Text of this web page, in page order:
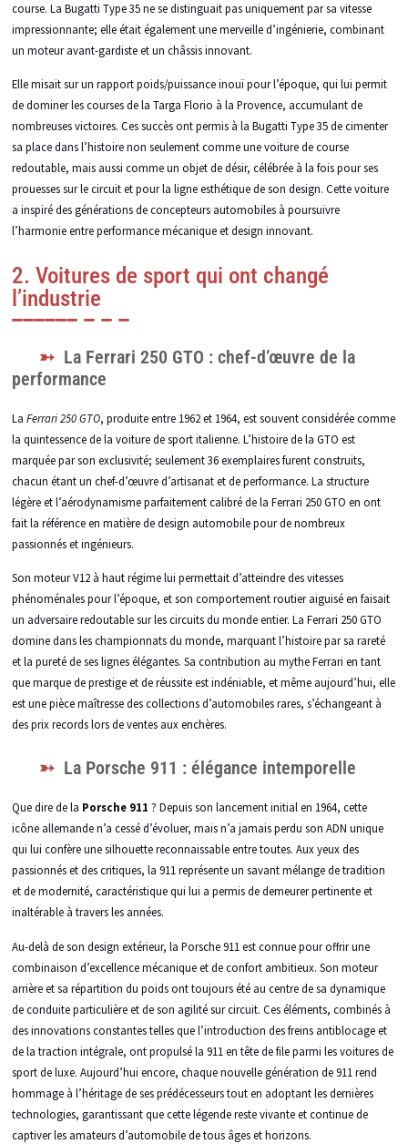
course. La Bugatti Type 35 ne se distinguait pas uniquement par sa vitesse
impressionnante; elle était également une merveille d’ingénierie, combinant
un moteur avant-gardiste et un châssis innovant.
Elle misait sur un rapport poids/puissance inouï pour l’époque, qui lui permit
de dominer les courses de la Targa Florio à la Provence, accumulant de
nombreuses victoires. Ces succès ont permis à la Bugatti Type 35 de cimenter
sa place dans l’histoire non seulement comme une voiture de course
redoutable, mais aussi comme un objet de désir, célébrée à la fois pour ses
prouesses sur le circuit et pour la ligne esthétique de son design. Cette voiture
a inspiré des générations de concepteurs automobiles à poursuivre
l’harmonie entre performance mécanique et design innovant.
2. Voitures de sport qui ont changé
l’industrie
La Ferrari 250 GTO : chef-d’œuvre de la
performance
La Ferrari 250 GTO, produite entre 1962 et 1964, est souvent considérée comme
la quintessence de la voiture de sport italienne. L’histoire de la GTO est
marquée par son exclusivité; seulement 36 exemplaires furent construits,
chacun étant un chef-d’œuvre d’artisanat et de performance. La structure
légère et l’aérodynamisme parfaitement calibré de la Ferrari 250 GTO en ont
fait la référence en matière de design automobile pour de nombreux
passionnés et ingénieurs.
Son moteur V12 à haut régime lui permettait d’atteindre des vitesses
phénoménales pour l’époque, et son comportement routier aiguisé en faisait
un adversaire redoutable sur les circuits du monde entier. La Ferrari 250 GTO
domine dans les championnats du monde, marquant l’histoire par sa rareté
et la pureté de ses lignes élégantes. Sa contribution au mythe Ferrari en tant
que marque de prestige et de réussite est indéniable, et même aujourd’hui, elle
est une pièce maîtresse des collections d’automobiles rares, s’échangeant à
des prix records lors de ventes aux enchères.
La Porsche 911 : élégance intemporelle
Que dire de la Porsche 911 ? Depuis son lancement initial en 1964, cette
icône allemande n’a cessé d’évoluer, mais n’a jamais perdu son ADN unique
qui lui confère une silhouette reconnaissable entre toutes. Aux yeux des
passionnés et des critiques, la 911 représente un savant mélange de tradition
et de modernité, caractéristique qui lui a permis de demeurer pertinente et
inaltérable à travers les années.
Au-delà de son design extérieur, la Porsche 911 est connue pour offrir une
combinaison d’excellence mécanique et de confort ambitieux. Son moteur
arrière et sa répartition du poids ont toujours été au centre de sa dynamique
de conduite particulière et de son agilité sur circuit. Ces éléments, combinés à
des innovations constantes telles que l’introduction des freins antiblocage et
de la traction intégrale, ont propulsé la 911 en tête de file parmi les voitures de
sport de luxe. Aujourd’hui encore, chaque nouvelle génération de 911 rend
hommage à l’héritage de ses prédécesseurs tout en adoptant les dernières
technologies, garantissant que cette légende reste vivante et continue de
captiver les amateurs d’automobile de tous âges et horizons.